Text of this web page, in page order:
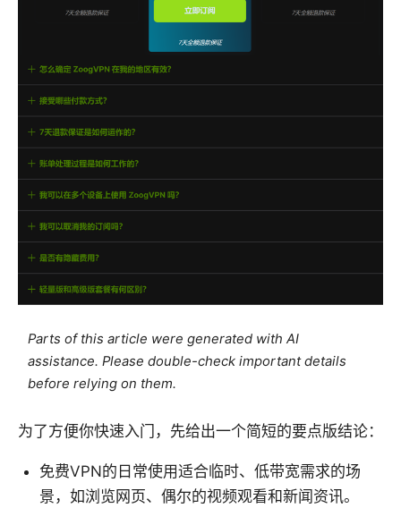
Parts of this article were generated with AI
assistance. Please double-check important details
before relying on them.
为了方便你快速入门，先给出一个简短的要点版结论：
免费VPN的日常使用适合临时、低带宽需求的场
景，如浏览网页、偶尔的视频观看和新闻资讯。